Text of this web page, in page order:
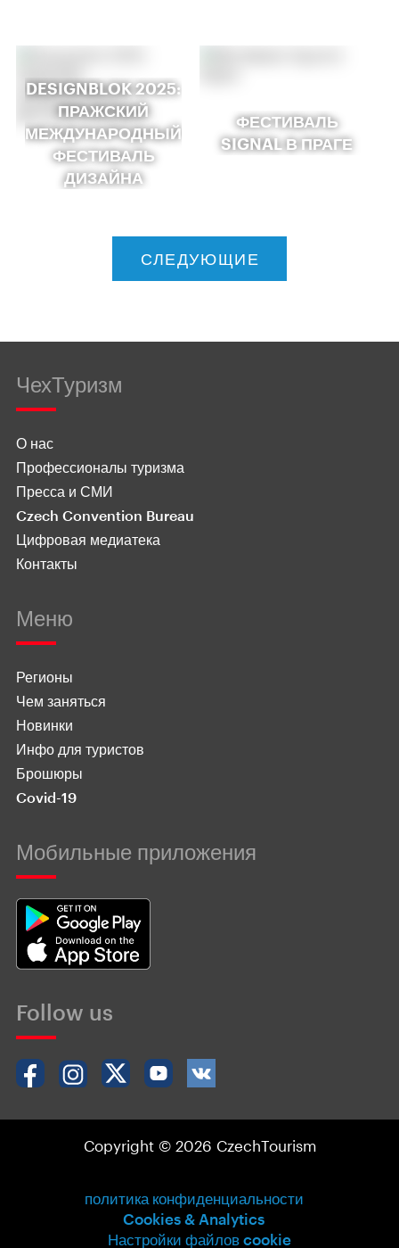
DESIGNBLOK 2025:
ПРАЖСКИЙ
МЕЖДУНАРОДНЫЙ
ФЕСТИВАЛЬ
ДИЗАЙНА
ФЕСТИВАЛЬ
SIGNAL В ПРАГЕ
СЛЕДУЮЩИЕ
ЧехТуризм
О нас
Профессионалы туризма
Пресса и СМИ
Czech Convention Bureau
Цифровая медиатека
Контакты
Меню
Регионы
Чем заняться
Новинки
Инфо для туристов
Брошюры
Covid-19
Мобильные приложения
Follow us
Copyright © 2026 CzechTourism
политика конфиденциальности
Cookies & Analytics
Настройки файлов cookie